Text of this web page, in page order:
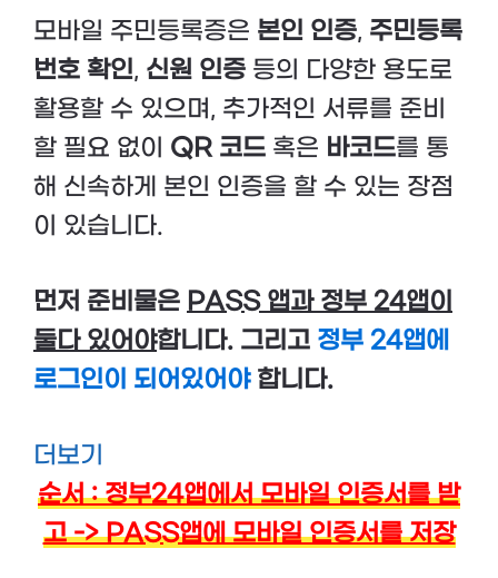
모바일 주민등록증은 본인 인증, 주민등록
번호 확인, 신원 인증 등의 다양한 용도로
활용할 수 있으며, 추가적인 서류를 준비
할 필요 없이 QR 코드 혹은 바코드를 통
해 신속하게 본인 인증을 할 수 있는 장점
이 있습니다.
먼저 준비물은 PASS 앱과 정부 24앱이
둘다 있어야합니다. 그리고 정부 24앱에
로그인이 되어있어야합니다.
더보기
순서 : 정부24앱에서 모바일 인증서를 받
고 -> PASS앱에 모바일 인증서를 저장